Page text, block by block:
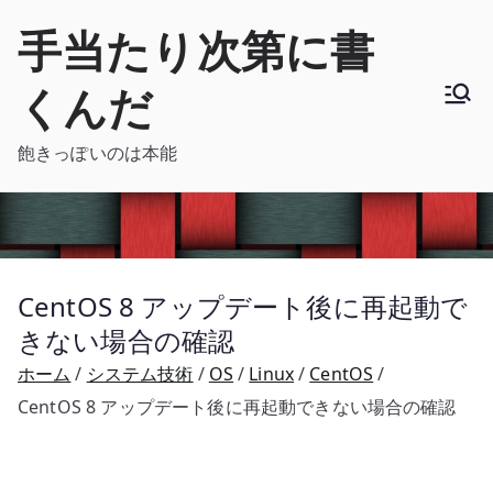
手当たり次第に書
くんだ
飽きっぽいのは本能
CentOS 8 アップデート後に再起動で
きない場合の確認
ホーム システム技術 OS Linux
CentOS
CentOS 8 アップデート後に再起動できない場合の確認